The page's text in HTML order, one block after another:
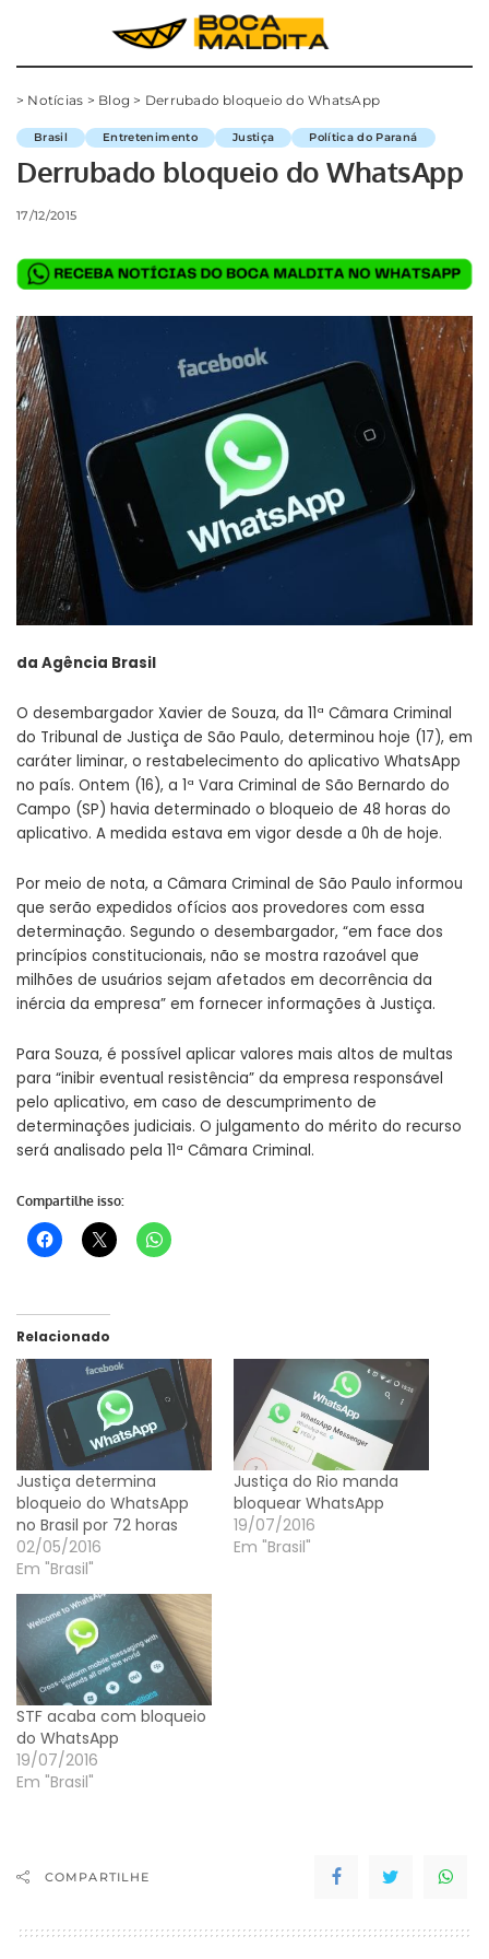
> Notícias > Blog > Derrubado bloqueio do WhatsApp
Brasil Entretenimento Justiça Política do Paraná
Derrubado bloqueio do WhatsApp
17/12/2015
da Agência Brasil
O desembargador Xavier de Souza, da 11ª Câmara Criminal
do Tribunal de Justiça de São Paulo, determinou hoje (17), em
caráter liminar, o restabelecimento do aplicativo WhatsApp
no país. Ontem (16), a 1ª Vara Criminal de São Bernardo do
Campo (SP) havia determinado o bloqueio de 48 horas do
aplicativo. A medida estava em vigor desde a 0h de hoje.
Por meio de nota, a Câmara Criminal de São Paulo informou
que serão expedidos ofícios aos provedores com essa
determinação. Segundo o desembargador, “em face dos
princípios constitucionais, não se mostra razoável que
milhões de usuários sejam afetados em decorrência da
inércia da empresa” em fornecer informações à Justiça.
Para Souza, é possível aplicar valores mais altos de multas
para “inibir eventual resistência” da empresa responsável
pelo aplicativo, em caso de descumprimento de
determinações judiciais. O julgamento do mérito do recurso
será analisado pela 11ª Câmara Criminal.
Compartilhe isso:
Relacionado
Justiça determina
bloqueio do WhatsApp
no Brasil por 72 horas
02/05/2016
Em "Brasil"
Justiça do Rio manda
bloquear WhatsApp
19/07/2016
Em "Brasil"
STF acaba com bloqueio
do WhatsApp
19/07/2016
Em "Brasil"
COMPARTILHE